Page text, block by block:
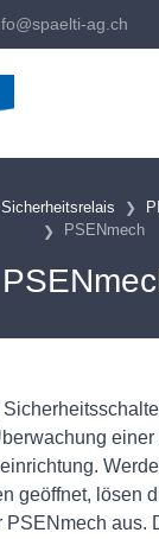
ag.ch
Sicherheitsrelais
PSENmech
geöffnet, lösen
PSENmech aus.